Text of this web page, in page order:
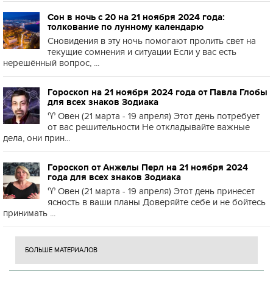
Сон в ночь с 20 на 21 ноября 2024 года:
толкование по лунному календарю
Сновидения в эту ночь помогают пролить свет на
текущие сомнения и ситуации Если у вас есть
нерешённый вопрос, ...
Гороскоп на 21 ноября 2024 года от Павла Глобы
для всех знаков Зодиака
♈️ Овен (21 марта - 19 апреля) Этот день потребует
от вас решительности Не откладывайте важные
дела, они прин...
Гороскоп от Анжелы Перл на 21 ноября 2024
года для всех знаков Зодиака
♈️ Овен (21 марта - 19 апреля) Этот день принесет
ясность в ваши планы Доверяйте себе и не бойтесь
принимать ...
БОЛЬШЕ МАТЕРИАЛОВ